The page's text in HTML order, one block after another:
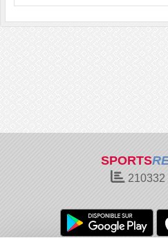
SPORTS
210332